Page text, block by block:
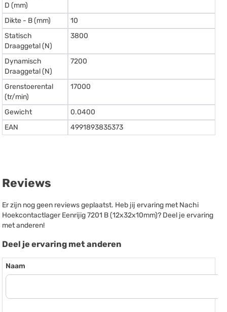
D (mm)
Dikte - B (mm)
10
Statisch
Draaggetal (N)
3800
Dynamisch
Draaggetal (N)
7200
Grenstoerental
(tr/min)
17000
Gewicht
0.0400
EAN
4991893835373
Reviews
Er zijn nog geen reviews geplaatst. Heb jij ervaring met Nachi
Hoekcontactlager Eenrijig 7201 B (12x32x10mm)? Deel je ervaring
met anderen!
Deel je ervaring met anderen
Naam